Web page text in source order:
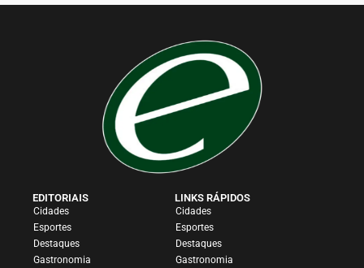
EDITORIAIS
Cidades
Esportes
Destaques
Gastronomia
LINKS RÁPIDOS
Cidades
Esportes
Destaques
Gastronomia